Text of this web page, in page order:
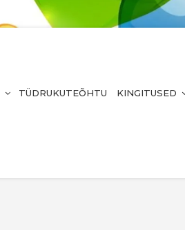
TÜDRUKUTEÕHTU KINGITUSED